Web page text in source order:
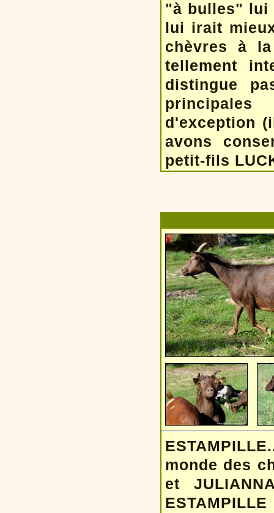
"à bulles" lui
lui irait
chèvres à
tellement
distingue
d'exception
avons
petit-fils
monde des
et